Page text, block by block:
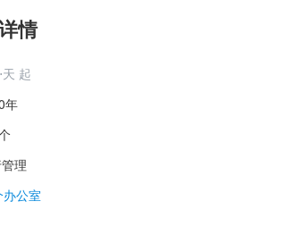
情
天 起
年
理
办公室